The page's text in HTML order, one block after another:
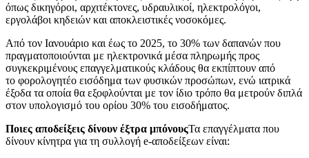
όπως δικηγόροι, αρχιτέκτονες, υδραυλικοί, ηλεκτρολόγοι,
εργολάβοι κηδειών και αποκλειστικές νοσοκόμες.
Από τον Ιανουάριο και έως το 2025, το 30% των δαπανών που
πραγματοποιούνται με ηλεκτρονικά μέσα πληρωμής προς
συγκεκριμένους επαγγελματικούς κλάδους θα εκπίπτουν από
το φορολογητέο εισόδημα των φυσικών προσώπων, ενώ ιατρικά
έξοδα τα οποία θα εξοφλούνται με τον ίδιο τρόπο θα μετρούν διπλά
στον υπολογισμό του ορίου 30% του εισοδήματος.
Ποιες αποδείξεις δίνουν έξτρα μπόνουςΤα επαγγέλματα που
δίνουν κίνητρα για τη συλλογή e-αποδείξεων είναι: